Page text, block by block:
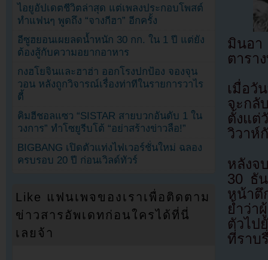
มินอา
ตารา
เมื่อวั
จะกลั
ตั้งแต่
วิวาห์
หลังจ
30 ธั
หน้าตึ
ย้ำว่า
ตัวไป
ที่ราบ
ไอยูอัปเดตชีวิตล่าสุด แต่เพลงประกอบโพสต์
ทำแฟนๆ พูดถึง “จางกีฮา” อีกครั้ง
อีซูฮยอนเผยลดน้ำหนัก 30 กก. ใน 1 ปี แต่ยัง
ต้องสู้กับความอยากอาหาร
กงฮโยจินและฮาฮ่า ออกโรงปกป้อง จองจุน
วอน หลังถูกวิจารณ์เรื่องท่าทีในรายการวาไร
ตี้
คิมฮีชอลแซว “SISTAR สายบวกอันดับ 1 ใน
วงการ” ทำโซยูรีบโต้ “อย่าสร้างข่าวลือ!”
BIGBANG เปิดตัวแท่งไฟเวอร์ชั่นใหม่ ฉลอง
ครบรอบ 20 ปี ก่อนเวิลด์ทัวร์
Like แฟนเพจของเราเพื่อติดตาม
ข่าวสารอัพเดทก่อนใครได้ที่นี่
เลยจ้า